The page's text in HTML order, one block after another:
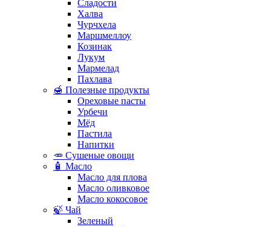
Сладости
Халва
Чурчхела
Маршмеллоу
Козинак
Лукум
Мармелад
Пахлава
🍯 Полезные продукты
Ореховые пасты
Урбечи
Мёд
Пастила
Напитки
🥕 Сушеные овощи
🧴 Масло
Масло для плова
Масло оливковое
Масло кокосовое
🍃 Чай
Зеленый